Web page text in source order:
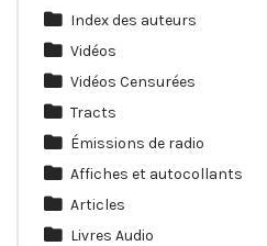
Index des auteurs
Vidéos
Vidéos Censurées
Tracts
Émissions de radio
Affiches et autocollants
Articles
Livres Audio